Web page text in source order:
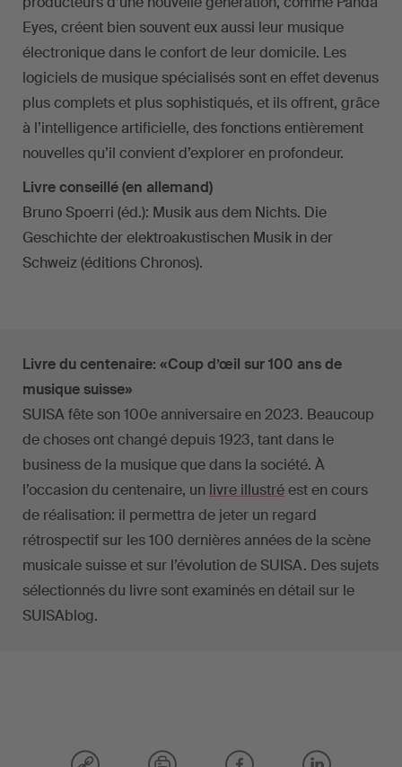
Eyes, créent bien souvent eux aussi leur musique
électronique dans le confort de leur domicile. Les
logiciels de musique spécialisés sont en effet devenus
plus complets et plus sophistiqués, et ils offrent, grâce
à l’intelligence artificielle, des fonctions entièrement
nouvelles qu’il convient d’explorer en profondeur.
Livre conseillé (en allemand)
Bruno Spoerri (éd.): Musik aus dem Nichts. Die
Geschichte der elektroakustischen Musik in der
Schweiz (éditions Chronos).
Livre du centenaire: «Coup d’œil sur 100 ans de
musique suisse»
SUISA fête son 100e anniversaire en 2023. Beaucoup
de choses ont changé depuis 1923, tant dans le
business de la musique que dans la société. À
l’occasion du centenaire, un livre illustréest en cours
de réalisation: il permettra de jeter un regard
rétrospectif sur les 100 dernières années de la scène
musicale suisse et sur l’évolution de SUISA. Des sujets
sélectionnés du livre sont examinés en détail sur le
SUISAblog.